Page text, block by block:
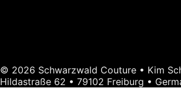
© 2026 Schwarzwald Couture • Kim
Hildastraße 62 • 79102 Freiburg •